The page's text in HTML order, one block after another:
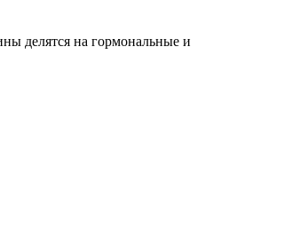
делятся на гормональные и